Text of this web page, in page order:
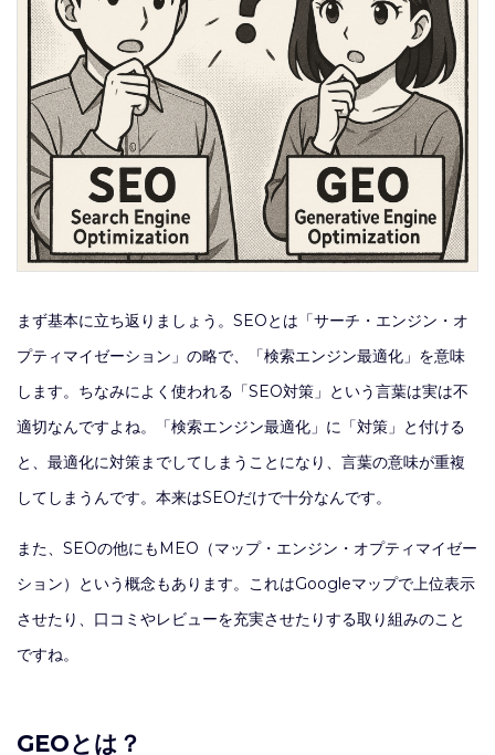
まず基本に立ち返りましょう。SEOとは「サーチ・エンジン・オ
プティマイゼーション」の略で、「検索エンジン最適化」を意味
します。ちなみによく使われる「SEO対策」という言葉は実は不
適切なんですよね。「検索エンジン最適化」に「対策」と付ける
と、最適化に対策までしてしまうことになり、言葉の意味が重複
してしまうんです。本来はSEOだけで十分なんです。
また、SEOの他にもMEO（マップ・エンジン・オプティマイゼー
ション）という概念もあります。これはGoogleマップで上位表示
させたり、口コミやレビューを充実させたりする取り組みのこと
ですね。
GEOとは？